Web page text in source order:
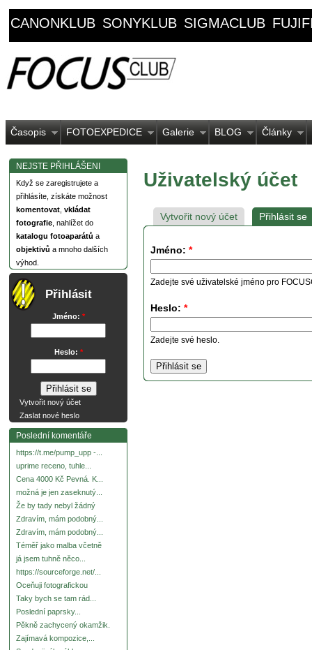
CANONKLUB SONYKLUB SIGMACLUB
Časopis FOTOEXPEDICE Galerie BLOG Články
NEJSTE PŘIHLÁŠENI
Když se zaregistrujete a
přihlásíte, získáte možnost
komentovat vkládat
fotografie , nahlížet do
katalogu fotoaparátů a
objektivů a mnoho dalších
výhod.
Přihlásit
Jméno: *
Heslo: *
Vytvořit nový účet
Zaslat nové heslo
Poslední komentáře
https://t.me/pump_upp -...
uprime receno, tuhle...
Cena 4000 Kč Pevná. K...
možná je jen zaseknutý...
Že by tady nebyl žádný
Zdravím, mám podobný...
Zdravím, mám podobný...
Téměř jako malba včetně
já jsem tuhně něco...
https://sourceforge.net/...
Oceňuji fotografickou
Taky bych se tam rád...
Poslední paprsky...
Pěkně zachycený okamžik.
Zajímavá kompozice,...
Uživatelský účet
Vytvořit nový účet Přihlásit se
Jméno: *
Zadejte své uživatelské jméno pro
Heslo: *
Zadejte své heslo.